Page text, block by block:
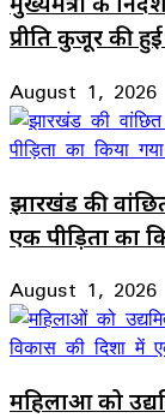
प्रीति कुजूर की
August 1, 2026
झारखंड की
एक पीड़िता का
August 1, 2026
महिलाओं को